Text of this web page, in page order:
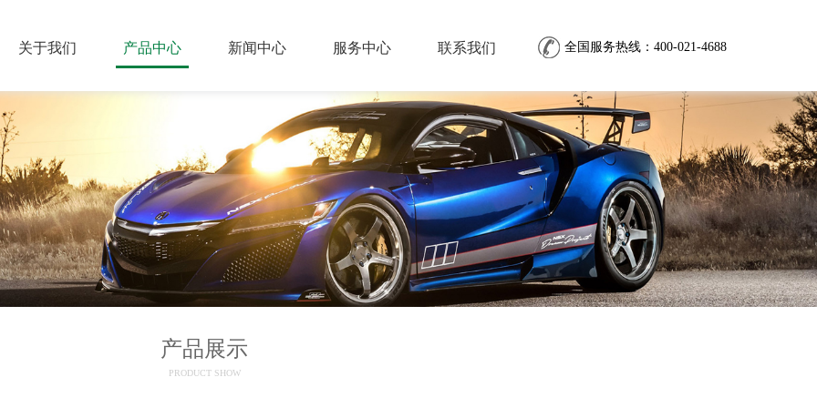
关于我们 产品中心 新闻中心 服务中心 联系我们 全国服务热线：400-021-4688
产品展示
PRODUCT SHOW